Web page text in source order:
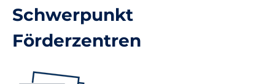
Materialien
Ganztagsschulstatistik
Schwerpunkt
Förderzentren